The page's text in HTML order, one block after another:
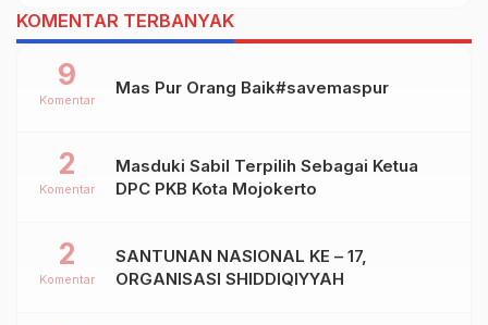
KOMENTAR TERBANYAK
Mas Pur Orang Baik#savemaspur
9
Komentar
Masduki Sabil Terpilih Sebagai Ketua
DPC PKB Kota Mojokerto
2
Komentar
SANTUNAN NASIONAL KE – 17,
ORGANISASI SHIDDIQIYYAH
2
Komentar